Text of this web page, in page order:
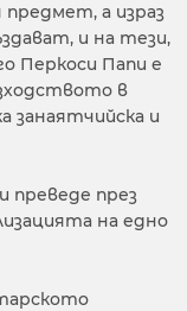
а израз
и на тези,
Перкоси Папи е
в
занаятчийска и
преведе през
на едно